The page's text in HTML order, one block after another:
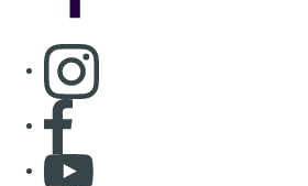
Consulter page Instagram
Consulter page Facebook
Consulter Youtube